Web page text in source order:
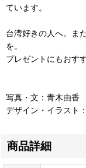
ています。
台湾好きの人へ。ま
を。
プレゼントにもおす
写真・文：青木由香
デザイン・イラスト
商品詳細